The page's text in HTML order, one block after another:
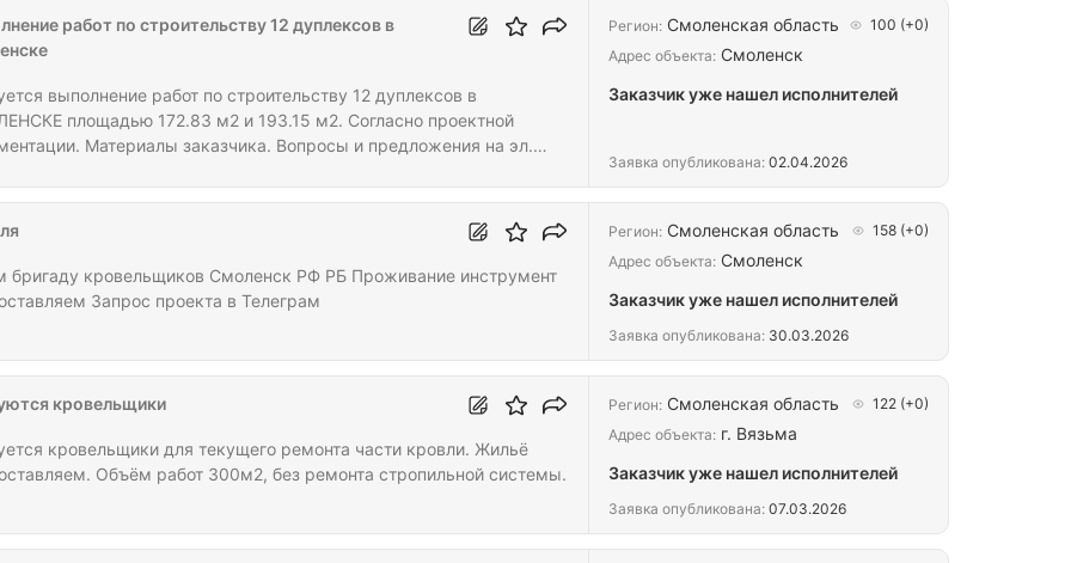
работ по строительству 12 дуплексов в
выполнение работ по строительству 12 дуплексов в
площадью 172.83 м2 и 193.15 м2. Согласно проектной
Материалы заказчика. Вопросы и предложения на эл.
Регион: Смоленская область 100 (+0)
Адрес объекта: Смоленск
Заказчик уже нашел исполнителей
Заявка опубликована: 02.04.2026
бригаду кровельщиков Смоленск РФ РБ Проживание инструмент
Запрос проекта в Телеграм
Регион: Смоленская область 158 (+0)
Адрес объекта: Смоленск
Заказчик уже нашел исполнителей
Заявка опубликована: 30.03.2026
кровельщики
кровельщики для текущего ремонта части кровли. Жильё
Объём работ 300м2, без ремонта стропильной системы.
Регион: Смоленская область 122 (+0)
Адрес объекта: г. Вязьма
Заказчик уже нашел исполнителей
Заявка опубликована: 07.03.2026